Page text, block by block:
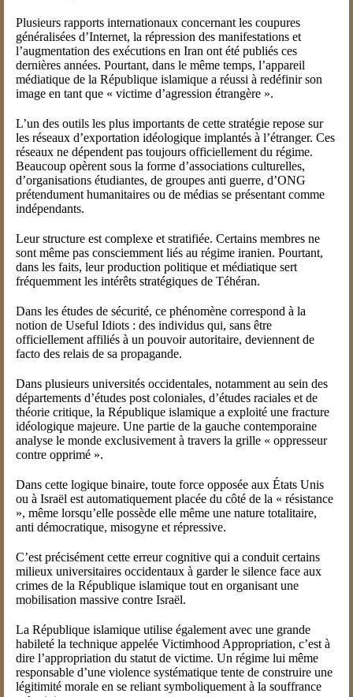
Plusieurs rapports internationaux concernant les coupures
généralisées d’Internet, la répression des manifestations et
l’augmentation des exécutions en Iran ont été publiés ces
dernières années. Pourtant, dans le même temps, l’appareil
médiatique de la République islamique a réussi à redéfinir son
image en tant que « victime d’agression étrangère ».
L’un des outils les plus importants de cette stratégie repose sur
les réseaux d’exportation idéologique implantés à l’étranger. Ces
réseaux ne dépendent pas toujours officiellement du régime.
Beaucoup opèrent sous la forme d’associations culturelles,
d’organisations étudiantes, de groupes anti guerre, d’ONG
prétendument humanitaires ou de médias se présentant comme
indépendants.
Leur structure est complexe et stratifiée. Certains membres ne
sont même pas consciemment liés au régime iranien. Pourtant,
dans les faits, leur production politique et médiatique sert
fréquemment les intérêts stratégiques de Téhéran.
Dans les études de sécurité, ce phénomène correspond à la
notion de Useful Idiots : des individus qui, sans être
officiellement affiliés à un pouvoir autoritaire, deviennent de
facto des relais de sa propagande.
Dans plusieurs universités occidentales, notamment au sein des
départements d’études post coloniales, d’études raciales et de
théorie critique, la République islamique a exploité une fracture
idéologique majeure. Une partie de la gauche contemporaine
analyse le monde exclusivement à travers la grille « oppresseur
contre opprimé ».
Dans cette logique binaire, toute force opposée aux États Unis
ou à Israël est automatiquement placée du côté de la « résistance
», même lorsqu’elle possède elle même une nature totalitaire,
anti démocratique, misogyne et répressive.
C’est précisément cette erreur cognitive qui a conduit certains
milieux universitaires occidentaux à garder le silence face aux
crimes de la République islamique tout en organisant une
mobilisation massive contre Israël.
La République islamique utilise également avec une grande
habileté la technique appelée Victimhood Appropriation, c’est à
dire l’appropriation du statut de victime. Un régime lui même
responsable d’une violence systématique tente de construire une
légitimité morale en se reliant symboliquement à la souffrance